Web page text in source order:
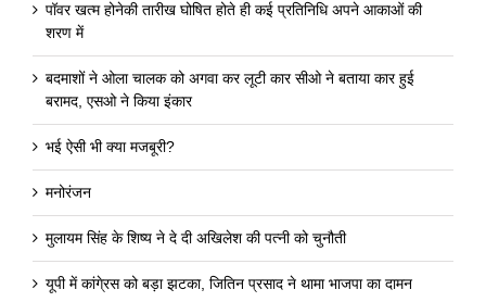
पॉवर खत्म होनेकी तारीख घोषित होते ही कई प्रतिनिधि अपने आकाओं की
शरण में
बदमाशों ने ओला चालक को अगवा कर लूटी कार सीओ ने बताया कार हुई
बरामद, एसओ ने किया इंकार
भई ऐसी भी क्या मजबूरी?
मनोरंजन
मुलायम सिंह के शिष्य ने दे दी अखिलेश की पत्नी को चुनौती
यूपी में कांगे्रस को बड़ा झटका, जितिन प्रसाद ने थामा भाजपा का दामन